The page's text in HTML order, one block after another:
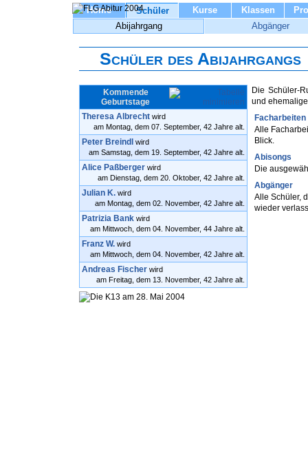
Home Schüler Kurse Klassen
Abijahrgang
Abgänger
Schüler des Abijahrgangs
Kommende
Geburtstage
Theresa Albrecht wird
am Montag, dem 07. September, 42 Jahre alt.
Peter Breindl
wird
am Samstag, dem 19. September, 42 Jahre alt.
Alice Paßberger wird
am Dienstag, dem 20. Oktober, 42 Jahre alt.
Julian K. wird
am Montag, dem 02. November, 42 Jahre alt.
Patrizia Bank wird
am Mittwoch, dem 04. November, 44 Jahre alt.
Franz W. wird
am Mittwoch, dem 04. November, 42 Jahre alt.
Andreas Fischer wird
am Freitag, dem 13. November, 42 Jahre alt.
Die Schüler-
und
Facharbeiten
Alle
Blick.
Abisongs
Die
Abgänger
Alle Schüler,
wieder